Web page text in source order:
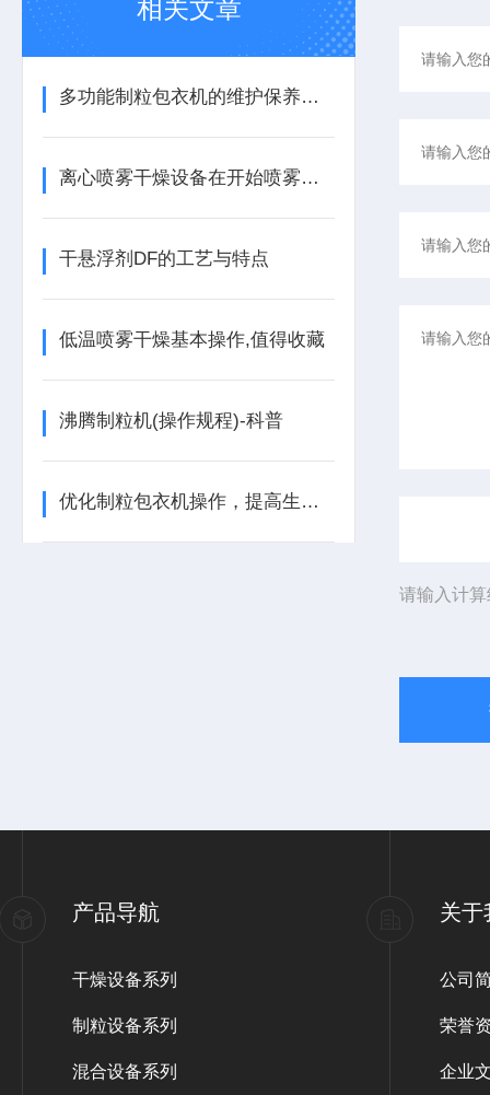
相关文章
多功能制粒包衣机的维护保养方法
离心喷雾干燥设备在开始喷雾时的要求
干悬浮剂DF的工艺与特点
低温喷雾干燥基本操作,值得收藏
沸腾制粒机(操作规程)-科普
优化制粒包衣机操作，提高生产效率
请输入计
产品导航
干燥设备系列
制粒设备系列
混合设备系列
关于
公司
荣誉
企业